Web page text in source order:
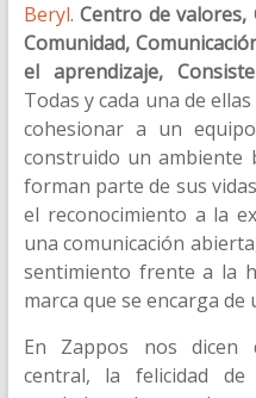
Beryl.Centro de valores,
Comunidad,
el aprendizaje,
Todas y cada una de
cohesionar a un
construido un ambiente
forman parte de sus
el reconocimiento a la
una comunicación
sentimiento frente a la
marca que se encarga de
En Zappos nos dicen
central, la felicidad